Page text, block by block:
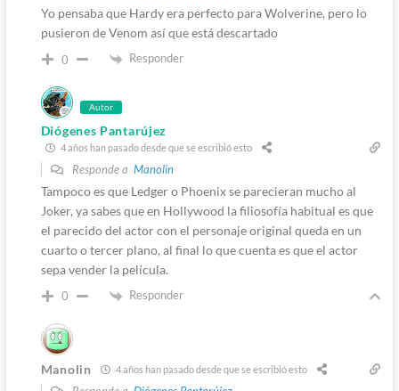
Yo pensaba que Hardy era perfecto para Wolverine, pero lo
pusieron de Venom así que está descartado
0 Responder
Autor
Diógenes Pantarújez
4 años han pasado desde que se escribió esto
Responde a Manolin
Tampoco es que Ledger o Phoenix se parecieran mucho al
Joker, ya sabes que en Hollywood la filiosofía habitual es que
el parecido del actor con el personaje original queda en un
cuarto o tercer plano, al final lo que cuenta es que el actor
sepa vender la película.
0 Responder
Manolin 4 años han pasado desde que se escribió esto